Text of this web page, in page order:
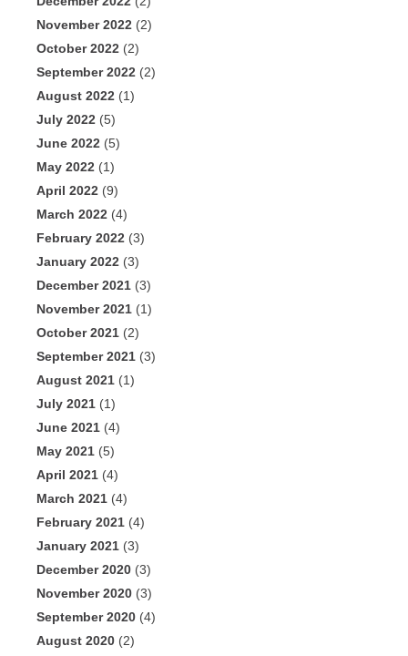
November 2022 (2)
October 2022 (2)
September 2022 (2)
August 2022 (1)
July 2022 (5)
June 2022 (5)
May 2022 (1)
April 2022 (9)
March 2022 (4)
February 2022 (3)
January 2022 (3)
December 2021 (3)
November 2021 (1)
October 2021 (2)
September 2021 (3)
August 2021 (1)
July 2021 (1)
June 2021 (4)
May 2021 (5)
April 2021 (4)
March 2021 (4)
February 2021 (4)
January 2021 (3)
December 2020 (3)
November 2020 (3)
September 2020 (4)
August 2020 (2)